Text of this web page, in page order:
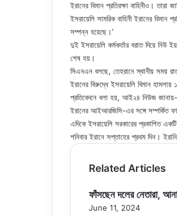
ইরানের বিমান প্রতিরক্ষা বাহিনীও।
ইসরায়েলি সামরিক বাহিনী ইরানের
সম্পন্ন হয়েছে।’
দুই ইসরায়েলি কর্মকর্তার বরাত দিয়ে নিউ
শেষ হয়।
সিএনএন বলছে, তেহরানে স্থানীয় সময়
ইরানের বিরুদ্ধে ইসরায়েলি বিমান
প্রতিবেদনে বলা হয়, আই২৪ নিউজ জানায়-
ইরানের আইআরজিসি-এর সঙ্গে সম্পর্কিত
এদিকে ইসরায়েলি সরকারের প্রকাশিত একটি
শনিবার ইরানে সপ্তাহের প্রথম দিন।
Related Articles
ফাঁসছেন দলের নেতারা,
June 11, 2024